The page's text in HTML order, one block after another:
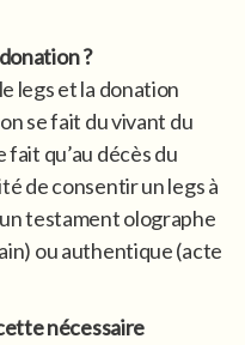
?
legs et la donation
se fait du vivant du
fait qu’au décès du
de consentir un legs à
testament olographe
ou authentique (acte
nécessaire